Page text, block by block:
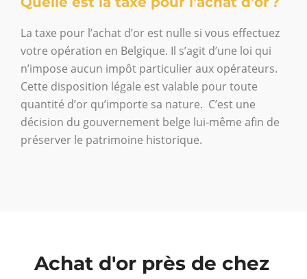
La taxe pour l’achat d’or est nulle si vous effectuez
votre opération en Belgique. Il s’agit d’une loi qui
n’impose aucun impôt particulier aux opérateurs.
Cette disposition légale est valable pour toute
quantité d’or qu’importe sa nature. C’est une
décision du gouvernement belge lui-même afin de
préserver le patrimoine historique.
Achat d'or près de chez